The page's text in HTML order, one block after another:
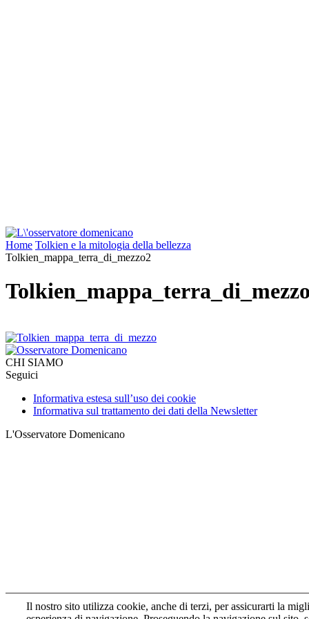
Il nostro sito utilizza cookie, anche di terzi, per assicurarti la
Home Tolkien e la mitologia della bellezza
Tolkien_mappa_terra_di_mezzo2
CHI SIAMO
Seguici
Informativa estesa sull’uso dei cookie
Informativa sul trattamento dei dati della Newsletter
L'Osservatore Domenicano